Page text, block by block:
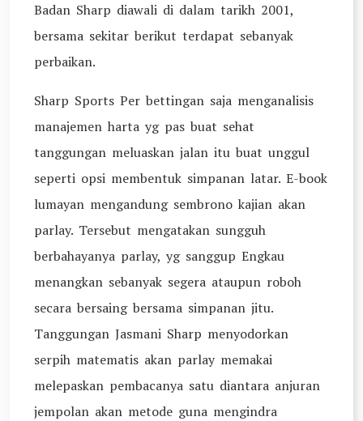
Badan Sharp diawali di dalam tarikh 2001,
bersama sekitar berikut terdapat sebanyak
perbaikan.
Sharp Sports Per bettingan saja menganalisis
manajemen harta yg pas buat sehat
tanggungan meluaskan jalan itu buat unggul
seperti opsi membentuk simpanan latar. E-book
lumayan mengandung sembrono kajian akan
parlay. Tersebut mengatakan sungguh
berbahayanya parlay, yg sanggup Engkau
menangkan sebanyak segera ataupun roboh
secara bersaing bersama simpanan jitu.
Tanggungan Jasmani Sharp menyodorkan
serpih matematis akan parlay memakai
melepaskan pembacanya satu diantara anjuran
jempolan akan metode guna mengindra